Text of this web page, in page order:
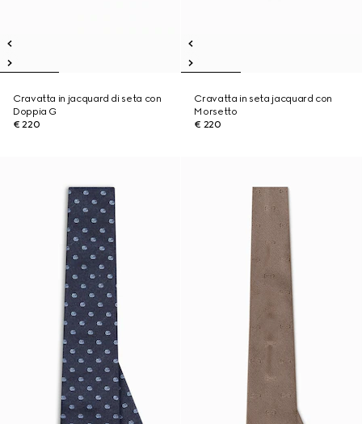
Cravatta in jacquard di seta con
Doppia G
€ 220
Cravatta in seta jacquard con
Morsetto
€ 220